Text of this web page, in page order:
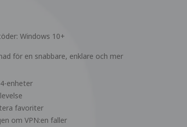
Windows 10+
för en snabbare, enklare och mer
enheter
favoriter
om VPN:en faller